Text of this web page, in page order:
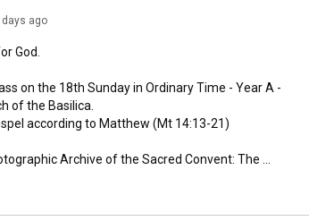
days ago
God.
on the 18th Sunday in Ordinary Time - Year A -
of the Basilica.
according to Matthew (Mt 14:13-21)
Archive of the Sacred Convent: The
Jesus, Pietro Lorenzetti, fresco (detail of the
of the lower church